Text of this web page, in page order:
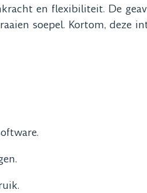
en flexibiliteit. De
soepel. Kortom, deze